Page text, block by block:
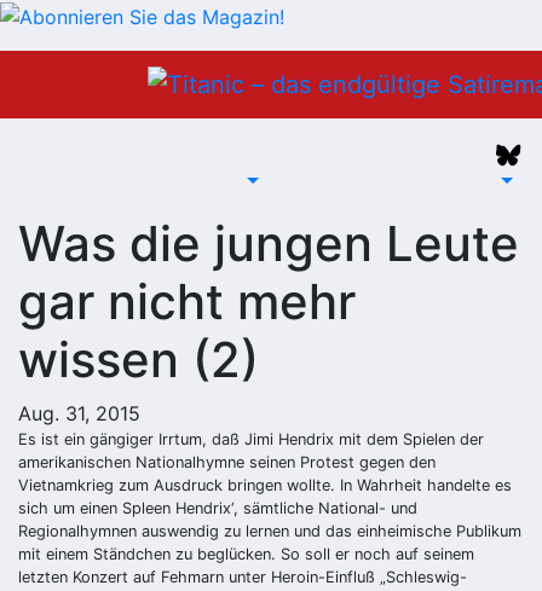
Was die jungen Leute
gar nicht mehr
wissen (2)
Aug. 31, 2015
Es ist ein gängiger Irrtum, daß Jimi Hendrix mit dem Spielen der
amerikanischen Nationalhymne seinen Protest gegen den
Vietnamkrieg zum Ausdruck bringen wollte. In Wahrheit handelte es
sich um einen Spleen Hendrix‘, sämtliche National- und
Regionalhymnen auswendig zu lernen und das einheimische Publikum
mit einem Ständchen zu beglücken. So soll er noch auf seinem
letzten Konzert auf Fehmarn unter Heroin-Einfluß „Schleswig-